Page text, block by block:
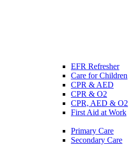
EFR Refresher
Care for Children
CPR & AED
CPR & O2
CPR, AED & O2
First Aid at Work
Primary Care
Secondary Care